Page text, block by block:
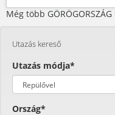
Még több GÖRÖGORSZÁG
Utazás kereső
Utazás módja*
Ország*